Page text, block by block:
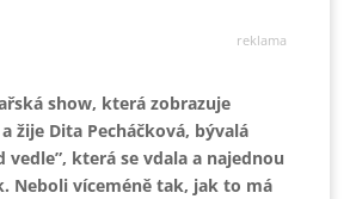
reklama
show, která zobrazuje
žije Dita Pecháčková, bývalá
vedle”, která se vdala a najednou
Neboli víceméně tak, jak to má